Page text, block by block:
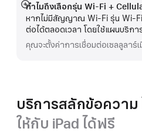
ทำไมถึงเลือกรุ่น Wi-Fi +
หากไม่มีสัญญาณ Wi-Fi รุ่น Wi-
ต่อได้ตลอดเวลา โดยใช้แผนบริกา
คุณจะตั้งค่าการเชื่อมต่อเซลลูลาร์
แสดง
เพิ่ม
เติม
บริการสลักข้อความ
ให้กับ iPad ได้ฟรี